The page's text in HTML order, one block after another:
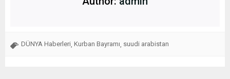
DÜNYA Haberleri Kurban Bayramı suudi arabistan